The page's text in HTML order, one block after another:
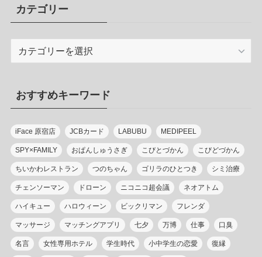
カテゴリー
リ
ー
おすすめキーワード
iFace 原宿店 JCBカード LABUBU MEDIPEEL
SPY×FAMILY おぱんしゅうさぎ こびとづかん こびどづかん
ちいかわレストラン つのちゃん ゴリラのひとつき シミ治療
チェンソーマン ドローン ニコニコ超会議 ネオアトム
ハイキュー ハロウィーン ビックリマン フレンダ
マッサージ マッチングアプリ 七夕 万博 仕事 口臭
名言 女性専用ホテル 学生時代 小中学生の恋愛 復縁